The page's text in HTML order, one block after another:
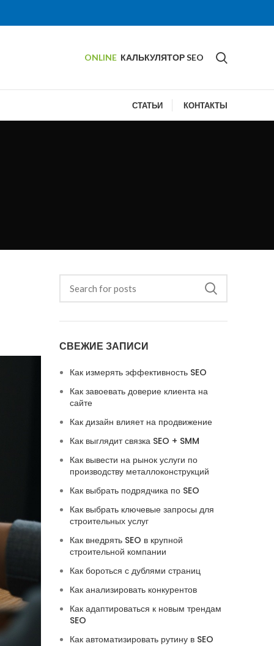
ONLINE КАЛЬКУЛЯТОР SEO
СТАТЬИ КОНТАКТЫ
СВЕЖИЕ ЗАПИСИ
Как измерять эффективность SEO
Как завоевать доверие клиента на
сайте
Как дизайн влияет на продвижение
Как выглядит связка SEO + SMM
Как вывести на рынок услуги по
производству металлоконструкций
Как выбрать подрядчика по SEO
Как выбрать ключевые запросы для
строительных услуг
Как внедрять SEO в крупной
строительной компании
Как бороться с дублями страниц
Как анализировать конкурентов
Как адаптироваться к новым трендам
SEO
Как автоматизировать рутину в SEO